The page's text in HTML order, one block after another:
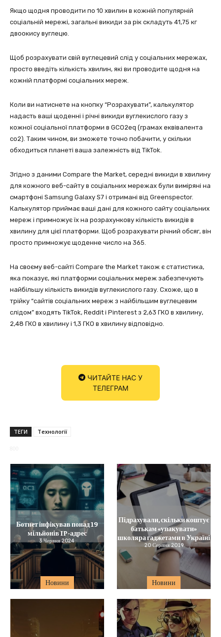
Якщо щодня проводити по 10 хвилин в кожній популярній
соціальній мережі, загальні викиди за рік складуть 41,75 кг
двоокису вуглецю.
Щоб розрахувати свій вуглецевий слід у соціальних мережах,
просто введіть кількість хвилин, які ви проводите щодня на
кожній платформі соціальних мереж.
Коли ви натиснете на кнопку “Розрахувати”, калькулятор
надасть ваші щоденні і річні викиди вуглекислого газу з
кожної соціальної платформи в GCO2eq (грамах еквівалента
co2). Таким чином, ви зможете точно побачити, у скільки
обходиться планеті ваша залежність від TikTok.
Згідно з даними Compare the Market, середні викиди в хвилину
для кожного веб-сайту в соціальних мережах були виміряні на
смартфоні Samsung Galaxy S7 і отримані від Greenspector.
Калькулятор приймає ваші дані для кожного сайту соціальних
мереж і примножує їх на розрахункову кількість викидів в
хвилину для цієї платформи. Щоб розрахувати річний обсяг, він
просто примножує щоденне число на 365.
На своєму веб-сайті Compare the Market також є статистика,
яка показує, які платформи соціальних мереж забезпечують
найбільшу кількість викидів вуглекислого газу. Схоже, що в
трійку “сайтів соціальних мереж з найбільшим вуглецевим
слідом” входять TikTok, Reddit і Pinterest з 2,63 ГКО в хвилину,
2,48 ГКО в хвилину і 1,3 ГКО в хвилину відповідно.
ЧИТАЙТЕ НАС У
ТЕЛЕГРАМ
ТЕГИ Технології
Новини
Ботнет інфікував понад 19
мільйонів IP-адрес
3 Червня 2024
Новини
Підрахували, скільки коштує
батькам «упакувати»
школяра гаджетами в Україні
20 Серпня 2019